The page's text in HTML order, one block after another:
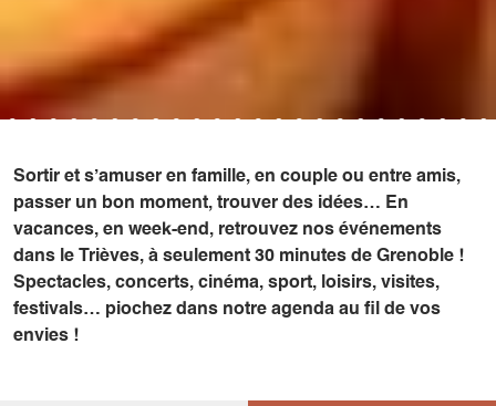
Sortir et s’amuser en famille, en couple ou entre amis,
passer un bon moment, trouver des idées… En
vacances, en week-end, retrouvez nos événements
dans le Trièves, à seulement 30 minutes de Grenoble !
Spectacles, concerts, cinéma, sport, loisirs, visites,
festivals… piochez dans notre agenda au fil de vos
envies !